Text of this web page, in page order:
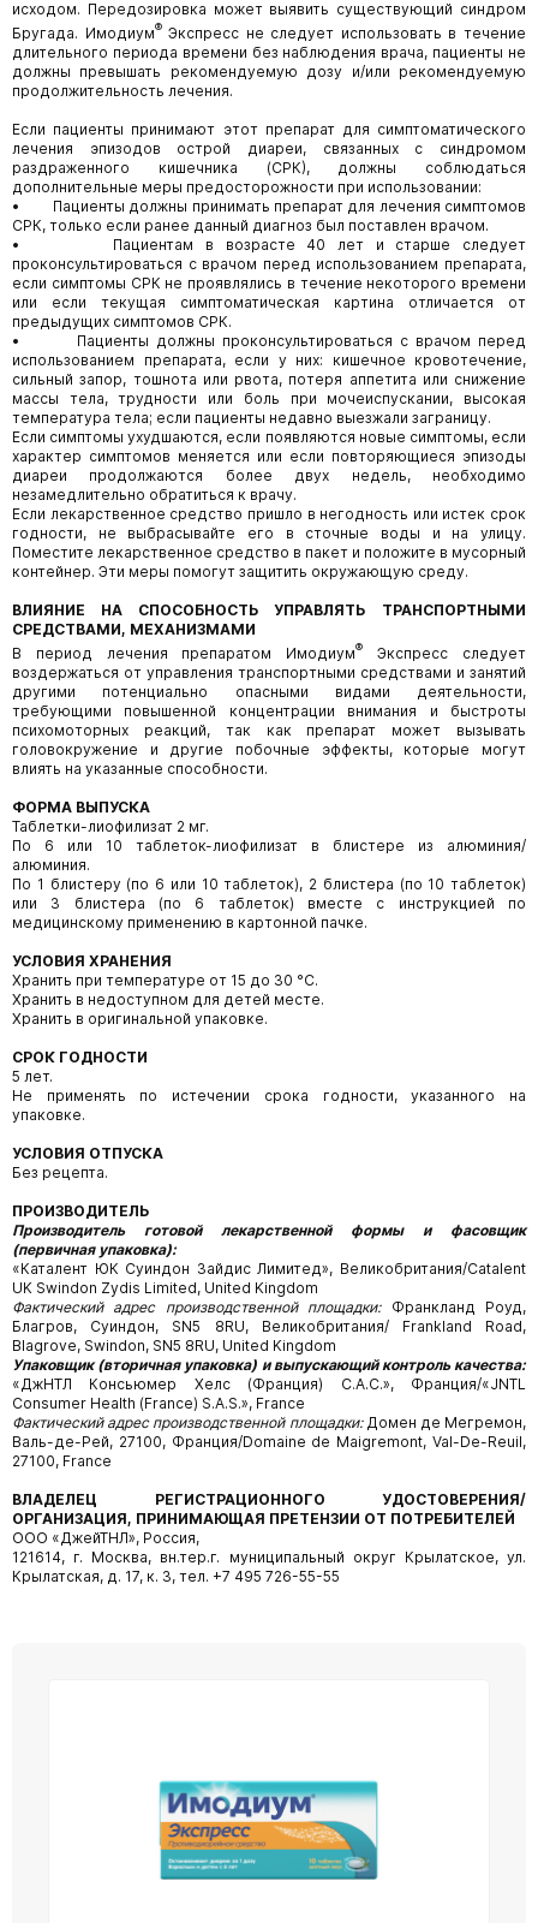
исходом. Передозировка может выявить существующий синдром
Бругада. Имодиум®Экспресс не следует использовать в течение
длительного периода времени без наблюдения врача, пациенты не
должны превышать рекомендуемую дозу и/или рекомендуемую
продолжительность лечения.
Если пациенты принимают этот препарат для симптоматического
лечения эпизодов острой диареи, связанных с синдромом
раздраженного кишечника (СРК), должны соблюдаться
дополнительные меры предосторожности при использовании:
• Пациенты должны принимать препарат для лечения симптомов
СРК, только если ранее данный диагноз был поставлен врачом.
• Пациентам в возрасте 40 лет и старше следует
проконсультироваться с врачом перед использованием препарата,
если симптомы СРК не проявлялись в течение некоторого времени
или если текущая симптоматическая картина отличается от
предыдущих симптомов СРК.
• Пациенты должны проконсультироваться с врачом перед
использованием препарата, если у них: кишечное кровотечение,
сильный запор, тошнота или рвота, потеря аппетита или снижение
массы тела, трудности или боль при мочеиспускании, высокая
температура тела; если пациенты недавно выезжали заграницу.
Если симптомы ухудшаются, если появляются новые симптомы, если
характер симптомов меняется или если повторяющиеся эпизоды
диареи продолжаются более двух недель, необходимо
незамедлительно обратиться к врачу.
Если лекарственное средство пришло в негодность или истек срок
годности, не выбрасывайте его в сточные воды и на улицу.
Поместите лекарственное средство в пакет и положите в мусорный
контейнер. Эти меры помогут защитить окружающую среду.
ВЛИЯНИЕ НА СПОСОБНОСТЬ УПРАВЛЯТЬ ТРАНСПОРТНЫМИ
СРЕДСТВАМИ, МЕХАНИЗМАМИ
В период лечения препаратом Имодиум®
Экспресс следует
воздержаться от управления транспортными средствами и занятий
другими потенциально опасными видами деятельности,
требующими повышенной концентрации внимания и быстроты
психомоторных реакций, так как препарат может вызывать
головокружение и другие побочные эффекты, которые могут
влиять на указанные способности.
ФОРМА ВЫПУСКА
Таблетки-лиофилизат 2 мг.
По 6 или 10 таблеток-лиофилизат в блистере из алюминия/
алюминия.
По 1 блистеру (по 6 или 10 таблеток), 2 блистера (по 10 таблеток)
или 3 блистера (по 6 таблеток) вместе с инструкцией по
медицинскому применению в картонной пачке.
УСЛОВИЯ ХРАНЕНИЯ
Хранить при температуре от 15 до 30 °С.
Хранить в недоступном для детей месте.
Хранить в оригинальной упаковке.
СРОК ГОДНОСТИ
5 лет.
Не применять по истечении срока годности, указанного на
упаковке.
УСЛОВИЯ ОТПУСКА
Без рецепта.
ПРОИЗВОДИТЕЛЬ
Производитель готовой лекарственной формы и фасовщик
(первичная упаковка):
«Каталент ЮК Cуиндон Зайдис Лимитед», Великобритания/Catalent
UK Swindon Zydis Limited, United Kingdom
Фактический адрес производственной площадки: Франкланд Роуд,
Благров, Суиндон, SN5 8RU, Великобритания/ Frankland Road,
Blagrove, Swindon, SN5 8RU, United Kingdom
Упаковщик (вторичная упаковка) и выпускающий контроль качества:
«ДжНТЛ Консьюмер Хелс (Франция) С.А.С.», Франция/«JNTL
Consumer Health (France) S.A.S.», France
Фактический адрес производственной площадки:Домен де Мегремон,
Валь-де-Рей, 27100, Франция/Domaine de Maigremont, Val-De-Reuil,
27100, France
ВЛАДЕЛЕЦ РЕГИСТРАЦИОННОГО УДОСТОВЕРЕНИЯ/
ОРГАНИЗАЦИЯ, ПРИНИМАЮЩАЯ ПРЕТЕНЗИИ ОТ ПОТРЕБИТЕЛЕЙ
ООО «ДжейТНЛ», Россия,
121614, г. Москва, вн.тер.г. муниципальный округ Крылатское, ул.
Крылатская, д. 17, к. 3, тел. +7 495 726-55-55